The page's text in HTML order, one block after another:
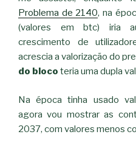
Problema de 2140, na
(valores em btc) iria
crescimento de
acrescia a valorização do
do bloco teria uma dupla
Na época tinha usado
agora vou mostrar as
2037, com valores menos